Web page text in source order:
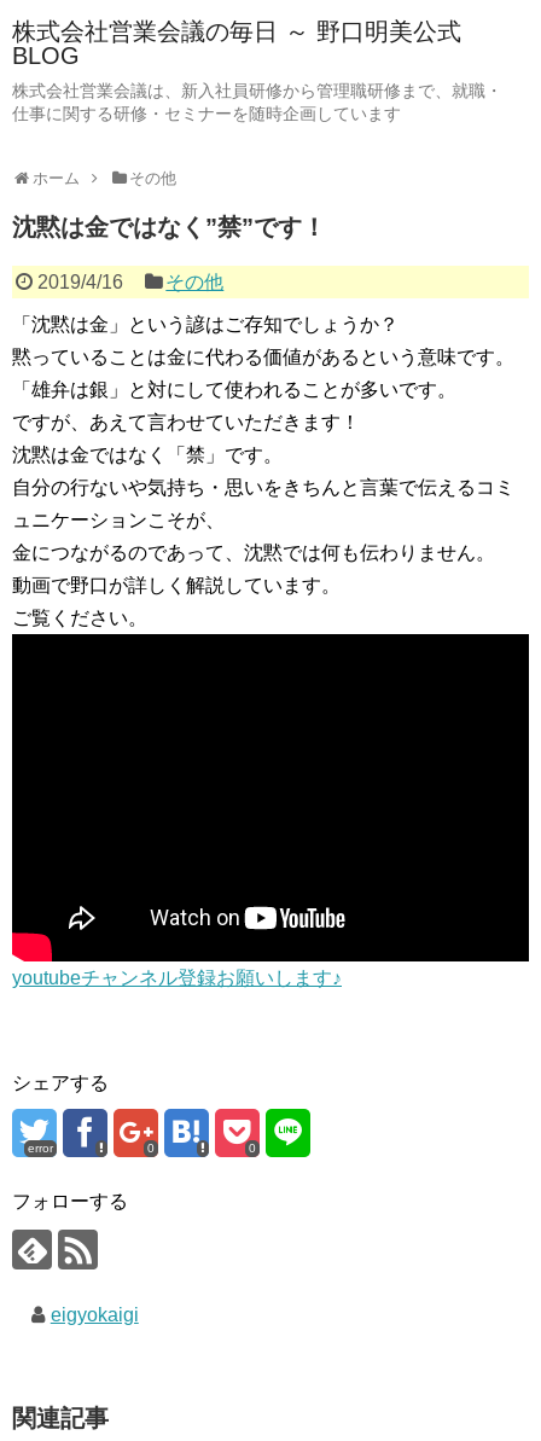
株式会社営業会議の毎日 ～ 野口明美公式
BLOG
株式会社営業会議は、新入社員研修から管理職研修まで、就職・
仕事に関する研修・セミナーを随時企画しています
ホーム その他
沈黙は金ではなく”禁”です！
2019/4/16 その他
「沈黙は金」という諺はご存知でしょうか？
黙っていることは金に代わる価値があるという意味です。
「雄弁は銀」と対にして使われることが多いです。
ですが、あえて言わせていただきます！
沈黙は金ではなく「禁」です。
自分の行ないや気持ち・思いをきちんと言葉で伝えるコミ
ュニケーションこそが、
金につながるのであって、沈黙では何も伝わりません。
動画で野口が詳しく解説しています。
ご覧ください。
youtubeチャンネル登録お願いします♪
シェアする
error 0 0
フォローする
eigyokaigi
関連記事